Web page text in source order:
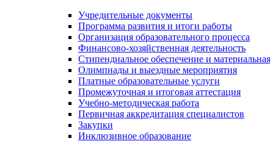
Учредительные документы
Программа развития и итоги работы
Организация образовательного процесса
Финансово-хозяйственная деятельность
Стипендиальное обеспечение и
Олимпиады и выездные мероприятия
Платные образовательные услуги
Промежуточная и итоговая аттестация
Учебно-методическая работа
Первичная аккредитация специалистов
Закупки
Инклюзивное образование